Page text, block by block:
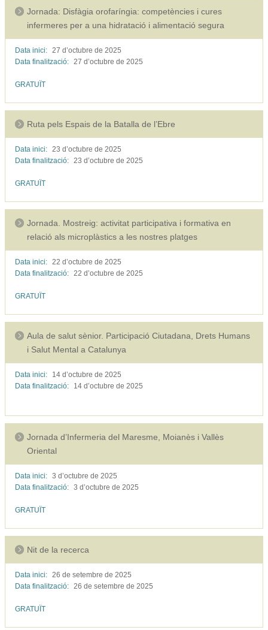
Jornada: Disfàgia orofaríngia: competències i cures
infermeres per a una hidratació i alimentació segura
Data inici: 27 d’octubre de 2025
Data finalització: 27 d’octubre de 2025
GRATUÏT
Ruta pels Espais de la Batalla de l’Ebre
Data inici: 23 d’octubre de 2025
Data finalització: 23 d’octubre de 2025
GRATUÏT
Jornada. Mostreig: activitat participativa i formativa en
relació als microplàstics a les nostres platges
Data inici: 22 d’octubre de 2025
Data finalització: 22 d’octubre de 2025
GRATUÏT
Aula de salut sènior. Participació Ciutadana, Drets Humans
i Salut Mental a Catalunya
Data inici: 14 d’octubre de 2025
Data finalització:
14 d’octubre de 2025
Jornada d’Infermeria del Maresme, Moianès i Vallès
Oriental
Data inici: 3 d’octubre de 2025
Data finalització: 3 d’octubre de 2025
GRATUÏT
Nit de la recerca
Data inici: 26 de setembre de 2025
Data finalització: 26 de setembre de 2025
GRATUÏT